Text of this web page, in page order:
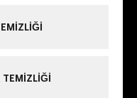
TEMIZLIĞI